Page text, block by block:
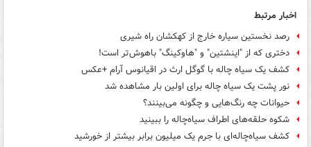
اخبار مرتبط
رصد نخستین سیاره خارج از کهکشان راه شیری
دختری که از "اینشتین" و "هاوکینگ" باهوش‌تر است!
کشف یک سیاه چاله با گوگل ارث در اقیانوس آرام +عکس
نور پشت یک سیاه چاله برای اولین بار مشاهده شد
حیوانات چه رنگ‌هایی و چگونه می‌بینند؟
شکوه حلقه‌های اطراف سیاه‌چاله را ببینید
کشف سیاه‌چاله‌ای با جرم یک میلیون برابر بیشتر از خورشید